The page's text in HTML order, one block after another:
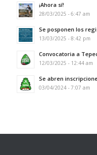
¡Ahora sí!
28/03/2025 - 6:47 am
Se posponen los
13/03/2025 - 8:42 pm
Convocatoria a
12/03/2025 - 12:44 am
Se abren
03/04/2024 - 7:07 am